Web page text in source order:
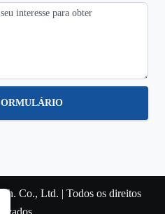
Co., Ltd. | Todos os direitos